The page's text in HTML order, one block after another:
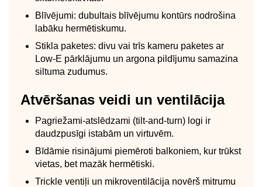
Blīvējumi: dubultais blīvējumu kontūrs nodrošina
labāku hermētiskumu.
Stikla paketes: divu vai trīs kameru paketes ar
Low-E pārklājumu un argona pildījumu samazina
siltuma zudumus.
Atvēršanas veidi un ventilācija
Pagriežami-atslēdzami (tilt-and-turn) logi ir
daudzpusīgi istabām un virtuvēm.
Bīdāmie risinājumi piemēroti balkoniem, kur trūkst
vietas, bet mazāk hermētiski.
Trickle ventiļi un mikroventilācija novērš mitrumu